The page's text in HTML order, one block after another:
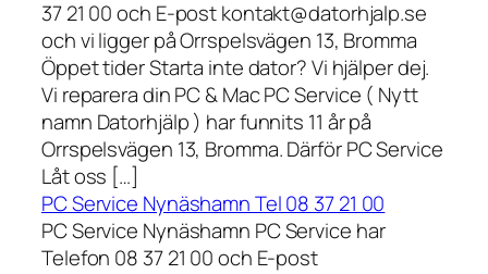
37 21 00 och E-post kontakt@datorhjalp.se
och vi ligger på Orrspelsvägen 13, Bromma
Öppet tider Starta inte dator? Vi hjälper dej.
Vi reparera din PC & Mac PC Service ( Nytt
namn Datorhjälp ) har funnits 11 år på
Orrspelsvägen 13, Bromma. Därför PC Service
Låt oss […]
PC Service Nynäshamn Tel 08 37 21 00
PC Service Nynäshamn PC Service har
Telefon 08 37 21 00 och E-post